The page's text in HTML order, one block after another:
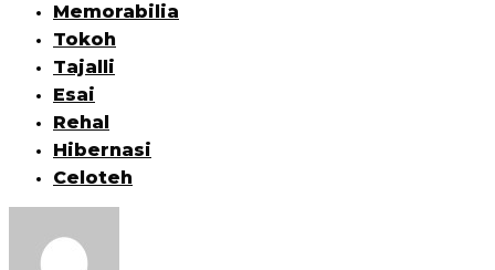
Memorabilia
Tokoh
Tajalli
Esai
Rehal
Hibernasi
Celoteh